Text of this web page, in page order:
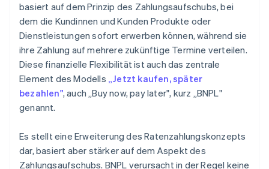
basiert auf dem Prinzip des Zahlungsaufschubs, bei
dem die Kundinnen und Kunden Produkte oder
Dienstleistungen sofort erwerben können, während sie
ihre Zahlung auf mehrere zukünftige Termine verteilen.
Diese finanzielle Flexibilität ist auch das zentrale
Element des Modells „Jetzt kaufen, später
bezahlen", auch „Buy now, pay later", kurz „BNPL"
genannt.
Es stellt eine Erweiterung des Ratenzahlungskonzepts
dar, basiert aber stärker auf dem Aspekt des
Zahlungsaufschubs. BNPL verursacht in der Regel keine